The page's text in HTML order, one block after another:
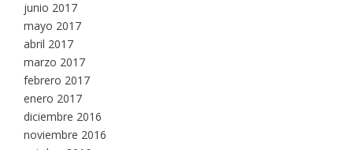
junio 2017
mayo 2017
abril 2017
marzo 2017
febrero 2017
enero 2017
diciembre 2016
noviembre 2016